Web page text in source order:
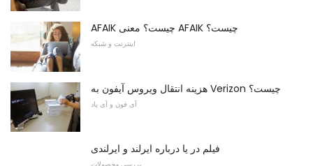
AFAIK چیست؟ معنی AFAIK چیست؟
اینترنت و شبکه
هزینه انتقال ویروس آیفون به Verizon چیست؟
آی فون و آی پاد
فیلم در یا درباره ایرلند و ایرلندی